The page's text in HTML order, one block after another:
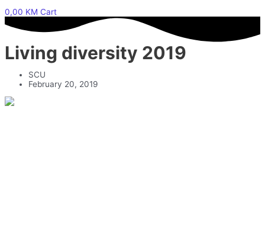
0,00 KM Cart
Living diversity 2019
SCU
February 20, 2019